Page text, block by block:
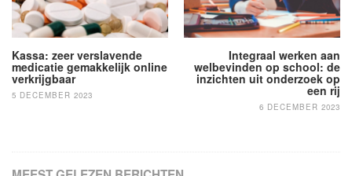
Integraal werken aan
welbevinden op school: de
inzichten uit onderzoek op
een rij
6 DECEMBER 2023
Kassa: zeer verslavende
medicatie gemakkelijk online
verkrijgbaar
5 DECEMBER 2023